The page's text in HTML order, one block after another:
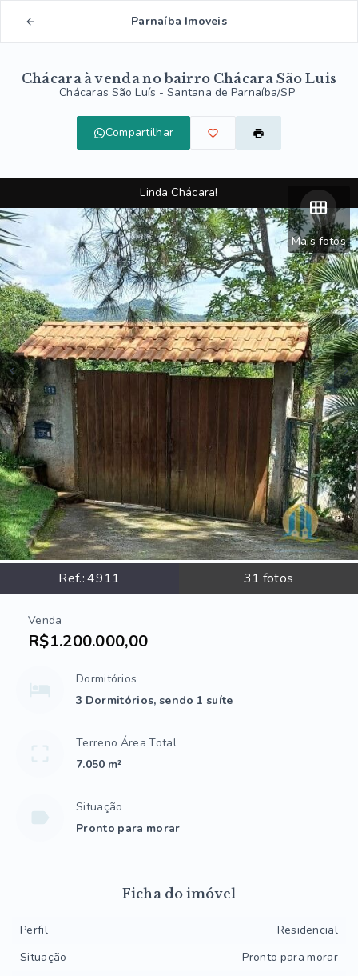
Parnaíba Imoveis
Chácara à venda no bairro Chácara São Luis
Chácaras São Luís - Santana de Parnaíba/SP
Compartilhar
Mais fotos
Ref.:4911 31 fotos
Linda Chácara!
Venda
R$1.200.000,00
Dormitórios
3 Dormitórios, sendo 1 suíte
Terreno Área Total
7.050 m²
Situação
Pronto para morar
Ficha do imóvel
Perfil
Residencial
Situação
Pronto para morar